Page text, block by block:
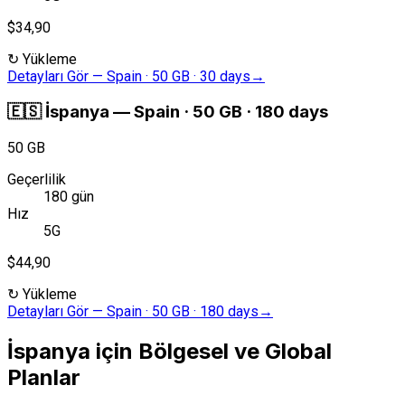
$34,90
↻ Yükleme
Detayları Gör — Spain · 50 GB · 30 days →
🇪🇸 İspanya —Spain · 50 GB · 180 days
50 GB
Geçerlilik
180 gün
Hız
5G
$44,90
↻ Yükleme
Detayları Gör — Spain · 50 GB · 180 days →
İspanya için Bölgesel ve Global
Planlar